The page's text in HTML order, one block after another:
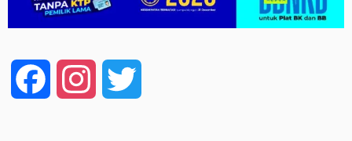
Facebook Instagram